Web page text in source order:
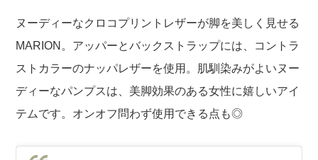
ヌーディーなクロコプリントレザーが脚を美しく見せる
MARION。 アッパーとバックストラップには、コントラ
ストカラーのナッパレザーを使用。肌馴染みがよいヌー
ディーなパンプスは、美脚効果のある女性に嬉しいアイ
テムです。オンオフ問わず使用できる点も◎